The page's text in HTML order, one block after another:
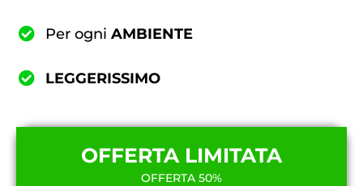
Per ogni AMBIENTE
LEGGERISSIMO
OFFERTA LIMITATA
OFFERTA 50%